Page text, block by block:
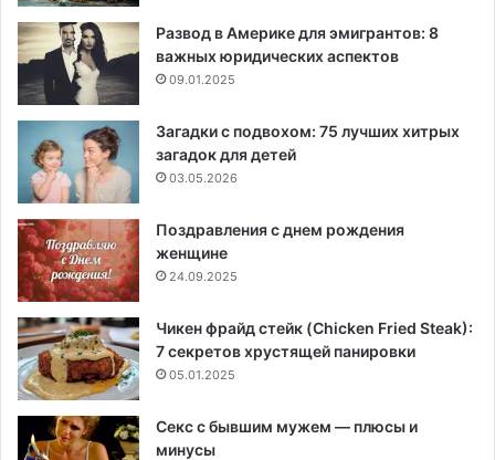
Развод в Америке для эмигрантов: 8
важных юридических аспектов
09.01.2025
Загадки с подвохом: 75 лучших хитрых
загадок для детей
03.05.2026
Поздравления с днем рождения
женщине
24.09.2025
Чикен фрайд стейк (Chicken Fried Steak):
7 секретов хрустящей панировки
05.01.2025
Секс с бывшим мужем — плюсы и
минусы